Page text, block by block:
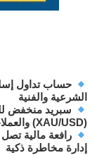
حساب تداول
الشرعية والفنية
سبريد منخفض
(XAU/USD) والعملات الرئيسية
رافعة مالية تصل إلى
إدارة مخاطرة ذكية